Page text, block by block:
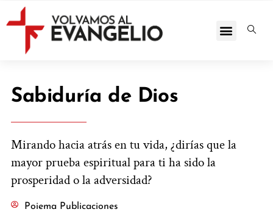
Sabiduría de Dios
Mirando hacia atrás en tu vida, ¿dirías que la
mayor prueba espiritual para ti ha sido la
prosperidad o la adversidad?
Poiema Publicaciones